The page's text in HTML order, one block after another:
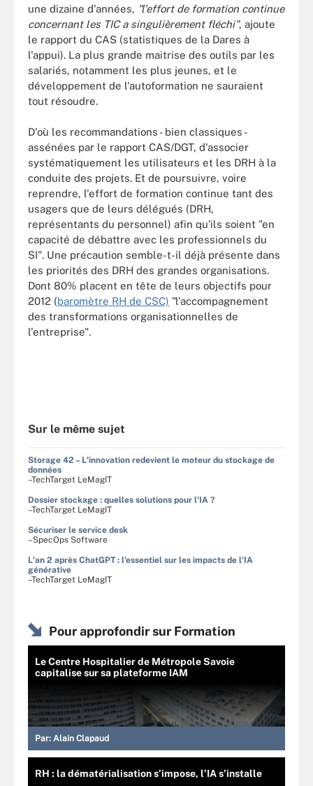
une dizaine d'années, "l'effort de formation continue
concernant les TIC a singulièrement fléchi", ajoute
le rapport du CAS (statistiques de la Dares à
l'appui). La plus grande maitrise des outils par les
salariés, notamment les plus jeunes, et le
développement de l'autoformation ne sauraient
tout résoudre.
D'où les recommandations - bien classiques -
assénées par le rapport CAS/DGT, d'associer
systématiquement les utilisateurs et les DRH à la
conduite des projets. Et de poursuivre, voire
reprendre, l'effort de formation continue tant des
usagers que de leurs délégués (DRH,
représentants du personnel) afin qu'ils soient "en
capacité de débattre avec les professionnels du
SI". Une précaution semble-t-il déjà présente dans
les priorités des DRH des grandes organisations.
Dont 80% placent en tête de leurs objectifs pour
2012 (baromètre RH de CSC) "l'accompagnement
des transformations organisationnelles de
l'entreprise".
Sur le même sujet
Storage 42 – L'innovation redevient le moteur du stockage de
données
–TechTarget LeMagIT
Dossier stockage : quelles solutions pour l'IA ?
–TechTarget LeMagIT
Sécuriser le service desk
–SpecOps Software
L'an 2 après ChatGPT : l'essentiel sur les impacts de l'IA
générative
–TechTarget LeMagIT
Pour approfondir sur Formation
Le Centre Hospitalier de Métropole Savoie
capitalise sur sa plateforme IAM
Par: Alain Clapaud
RH : la dématérialisation s’impose, l’IA s’installe